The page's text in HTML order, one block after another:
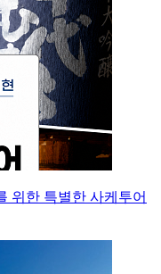
위한 특별한 사케투어